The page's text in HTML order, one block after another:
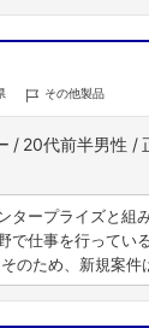
その他製品
20代前半男性
タープライズと組
で仕事を行ってい
のため、新規案件